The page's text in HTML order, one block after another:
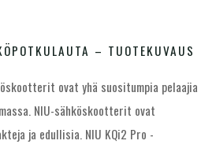
– TUOTEKUVAUS
ovat yhä suositumpia pelaajia
NIU-sähköskootterit ovat
ja edullisia. NIU KQi2 Pro -